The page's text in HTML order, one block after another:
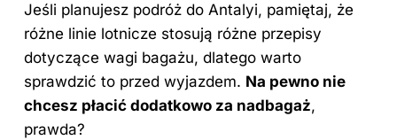
Jeśli planujesz podróż do Antalyi, pamiętaj, że
różne linie lotnicze stosują różne przepisy
dotyczące wagi bagażu, dlatego warto
sprawdzić to przed wyjazdem. Na pewno nie
chcesz płacić dodatkowo za nadbagaż,
prawda?